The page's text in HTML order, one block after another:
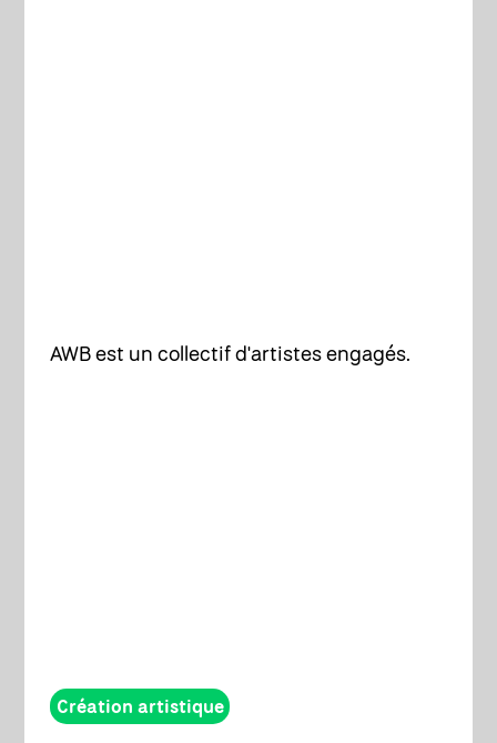
AWB est un collectif d'artistes engagés.
Création artistique